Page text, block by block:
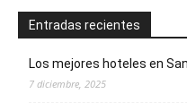
Entradas recientes
Los mejores hoteles en
7 diciembre, 2025